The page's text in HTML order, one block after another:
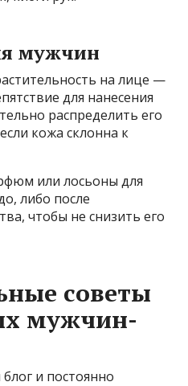
мужчин
на лице —
для нанесения
распределить его
кожа склонна к
или лосьоны для
либо после
чтобы не снизить его
советы
мужчин-
и постоянно